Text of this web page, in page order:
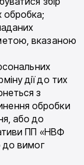
обробка;
вказаною
дії до тих
з
обробки
або до
ПП «НВФ
до вимог